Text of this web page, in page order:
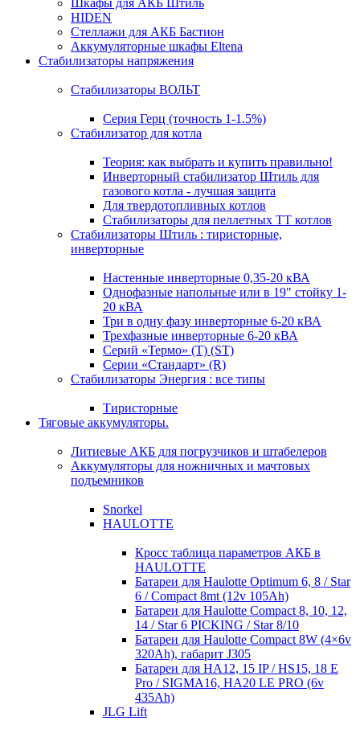
Шкафы для АКБ Штиль
HIDEN
Стеллажи для АКБ Бастион
Аккумуляторные шкафы Eltena
Стабилизаторы напряжения
Стабилизаторы ВОЛЬТ
Серия Герц (точность 1-1.5%)
Стабилизатор для котла
Теория: как выбрать и купить правильно!
Инверторный стабилизатор Штиль для
газового котла - лучшая защита
Для твердотопливных котлов
Стабилизаторы для пеллетных ТТ котлов
Стабилизаторы Штиль : тиристорные,
инверторные
Настенные инверторные 0,35-20 кВА
Однофазные напольные или в 19" стойку 1-
20 кВА
Три в одну фазу инверторные 6-20 кВА
Трехфазные инверторные 6-20 кВА
Серий «Термо» (T) (ST)
Серии «Стандарт» (R)
Стабилизаторы Энергия : все типы
Тиристорные
Тяговые аккумуляторы.
Литиевые АКБ для погрузчиков и штабелеров
Аккумуляторы для ножничных и мачтовых
подъемников
Snorkel
HAULOTTE
Кросc таблица параметров АКБ в
HAULOTTE
Батареи для Haulotte Optimum 6, 8 / Star
6 / Compact 8mt (12v 105Ah)
Батареи для Haulotte Compact 8, 10, 12,
14 / Star 6 PICKING / Star 8/10
Батареи для Haulotte Compact 8W (4×6v
320Ah), габарит J305
Батареи для HA12, 15 IP / HS15, 18 E
Pro / SIGMA16, HA20 LE PRO (6v
435Ah)
JLG Lift